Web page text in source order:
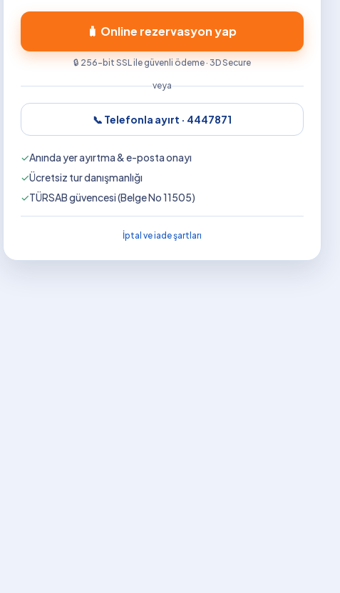
🧳 Online rezervasyon yap
🔒 256-bit SSL ile güvenli ödeme · 3D Secure
veya
📞 Telefonla ayırt · 4447871
✓Anında yer ayırtma & e-posta onayı
✓Ücretsiz tur danışmanlığı
✓TÜRSAB güvencesi (Belge No 11505)
İptal ve iade şartları